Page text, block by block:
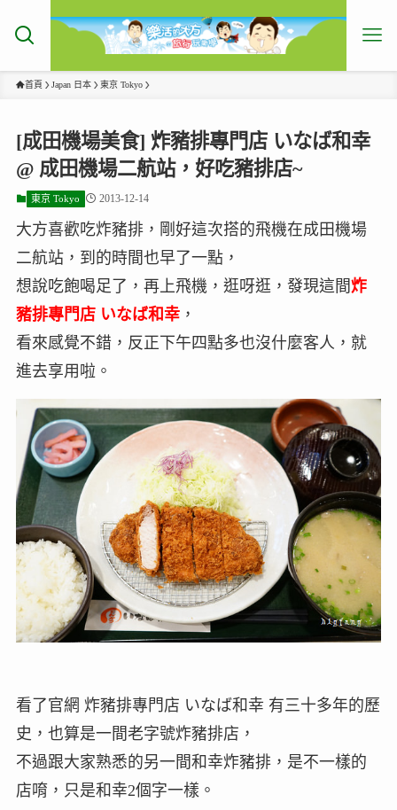
首頁 Japan 日本 東京 Tokyo
[成田機場美食] 炸豬排專門店 いなば和幸
@ 成田機場二航站，好吃豬排店~
東京 Tokyo 2013-12-14
大方喜歡吃炸豬排，剛好這次搭的飛機在成田機場
二航站，到的時間也早了一點，
想說吃飽喝足了，再上飛機，逛呀逛，發現這間炸
豬排專門店 いなば和幸，
看來感覺不錯，反正下午四點多也沒什麼客人，就
進去享用啦。
看了官網 炸豬排專門店 いなば和幸 有三十多年的歷
史，也算是一間老字號炸豬排店，
不過跟大家熟悉的另一間和幸炸豬排，是不一樣的
店唷，只是和幸2個字一樣。